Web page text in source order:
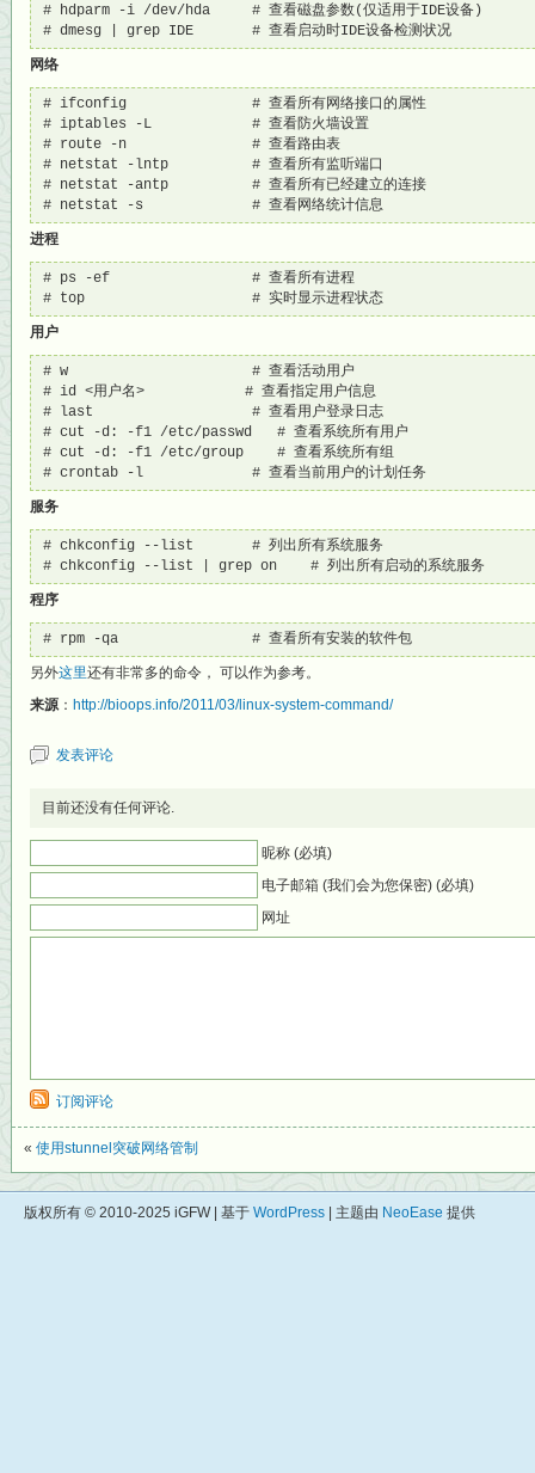
# hdparm -i /dev/hda     # 查看磁盘参数(仅适用于IDE设备)
# dmesg | grep IDE       # 查看启动时IDE设备检测状况
网络
# ifconfig               # 查看所有网络接口的属性
# iptables -L            # 查看防火墙设置
# route -n               # 查看路由表
# netstat -lntp          # 查看所有监听端口
# netstat -antp          # 查看所有已经建立的连接
# netstat -s             # 查看网络统计信息
进程
# ps -ef                 # 查看所有进程
# top                    # 实时显示进程状态
用户
# w                      # 查看活动用户
# id <用户名>            # 查看指定用户信息
# last                   # 查看用户登录日志
# cut -d: -f1 /etc/passwd   # 查看系统所有用户
# cut -d: -f1 /etc/group    # 查看系统所有组
# crontab -l             # 查看当前用户的计划任务
服务
# chkconfig --list       # 列出所有系统服务
# chkconfig --list | grep on    # 列出所有启动的系统服务
程序
# rpm -qa                # 查看所有安装的软件包
另外这里还有非常多的命令， 可以作为参考。
来源： http://bioops.info/2011/03/linux-system-command/
发表评论
目前还没有任何评论.
昵称 (必填)
电子邮箱 (我们会为您保密) (必填)
网址
订阅评论
« 使用stunnel突破网络管制
版权所有 © 2010-2025 iGFW | 基于 WordPress | 主题由 NeoEase 提供